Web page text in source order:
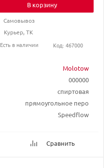
Molotow
000000
спиртовая
прямоугольное перо
Speedflow
Сравнить
В корзину
Самовывоз
Курьер, ТК
Есть в наличии
Код: 467000